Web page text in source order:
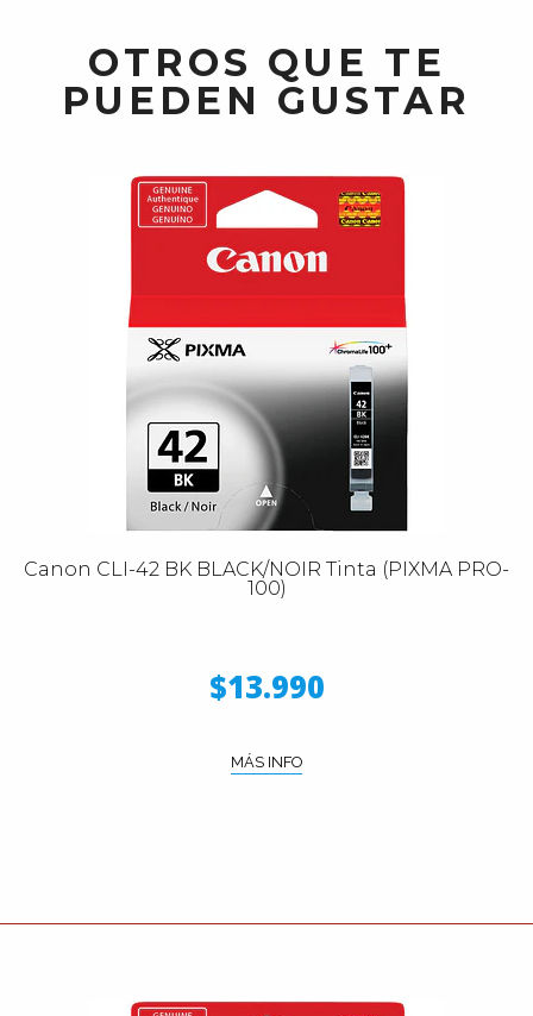
OTROS QUE TE
PUEDEN GUSTAR
Canon CLI-42 BK BLACK/NOIR Tinta (PIXMA PRO-
100)
$13.990
MÁS INFO